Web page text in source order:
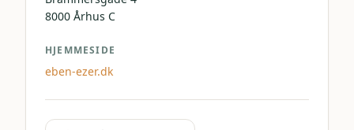
8000 Århus C
HJEMMESIDE
eben-ezer.dk